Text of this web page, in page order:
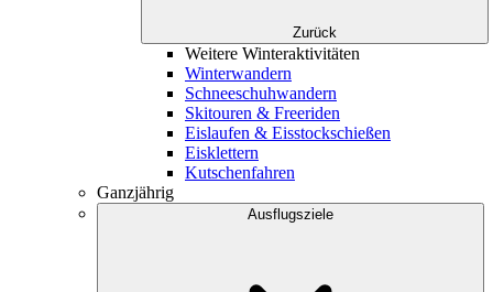
Zurück
Weitere Winteraktivitäten
Winterwandern
Schneeschuhwandern
Skitouren & Freeriden
Eislaufen & Eisstockschießen
Eisklettern
Kutschenfahren
Ganzjährig
Ausflugsziele